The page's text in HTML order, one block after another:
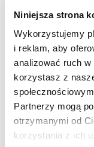
Niniejsza strona
Wykorzystujemy
i reklam, aby
analizować ruch
korzystasz z
Partnerzy mogą
otrzymanymi od
korzystania z ich
i ubraniu z
na nosie
dostrzec, że to
dwóch
drugi po
makijażu.
głowy
rozsadziłoby